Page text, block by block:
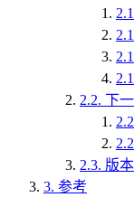
2.2. 下
2.3. 版
3. 参考